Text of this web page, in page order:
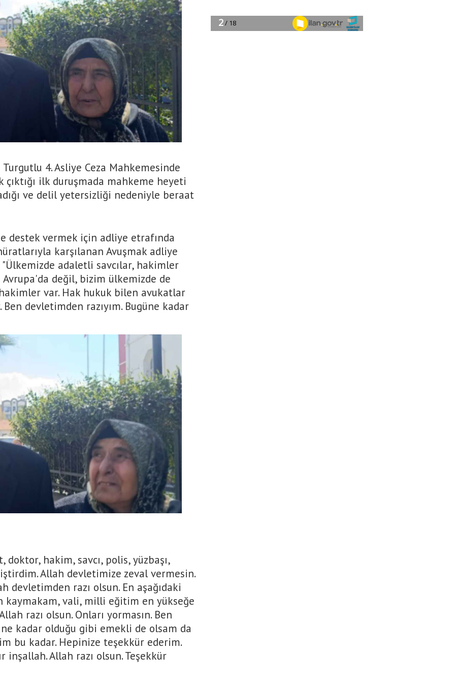
4. Asliye Ceza Mahkemesinde
çıktığı ilk duruşmada mahkeme heyeti
ve delil yetersizliği nedeniyle beraat
destek vermek için adliye etrafında
karşılanan Avuşmak adliye
"Ülkemizde adaletli savcılar, hakimler
Avrupa'da değil, bizim ülkemizde de
var. Hak hukuk bilen avukatlar
devletimden razıyım. Bugüne kadar
hakim, savcı, polis, yüzbaşı,
Allah devletimize zeval vermesin.
devletimden razı olsun. En aşağıdaki
kaymakam, vali, milli eğitim en yükseğe
razı olsun. Onları yormasın. Ben
kadar olduğu gibi emekli de olsam da
bu kadar. Hepinize teşekkür ederim.
Allah razı olsun. Teşekkür